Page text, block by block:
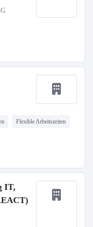
Flexible Arbeitszeiten
IT,